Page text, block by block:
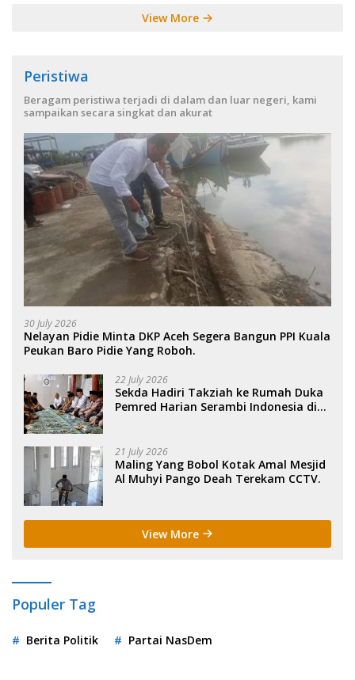
View More
Peristiwa
Beragam peristiwa terjadi di dalam dan luar negeri, kami
sampaikan secara singkat dan akurat
30 July 2026
Nelayan Pidie Minta DKP Aceh Segera Bangun PPI Kuala
Peukan Baro Pidie Yang Roboh.
22 July 2026
Sekda Hadiri Takziah ke Rumah Duka
Pemred Harian Serambi Indonesia di
21 July 2026
Maling Yang Bobol Kotak Amal Mesjid
Al Muhyi Pango Deah Terekam CCTV.
View More
Populer Tag
Berita Politik Partai NasDem